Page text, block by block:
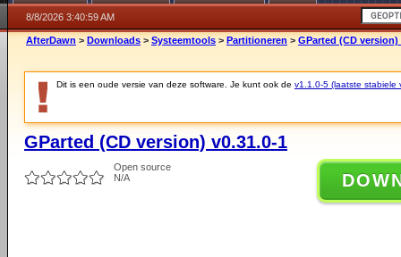
8/8/2026 3:40:59 AM
AfterDawn > Downloads > Systeemtools > Partitioneren > GParted (CD version)
Dit is een oude versie van deze software. Je kunt ook de v1.1.0-5 (laatste stabiele
GParted (CD version) v0.31.0-1
Open source
N/A